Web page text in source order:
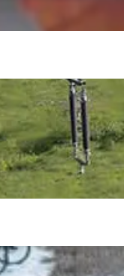
für gängige Formate
Dazu bedarf es jedoch